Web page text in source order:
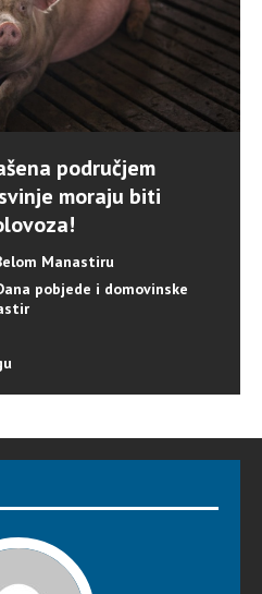
područjem
moraju biti
Manastiru
pobjede i domovinske